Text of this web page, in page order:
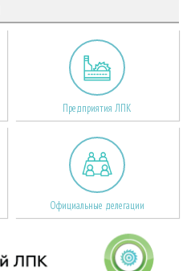
Предприятия ЛПК
Официальные делегации